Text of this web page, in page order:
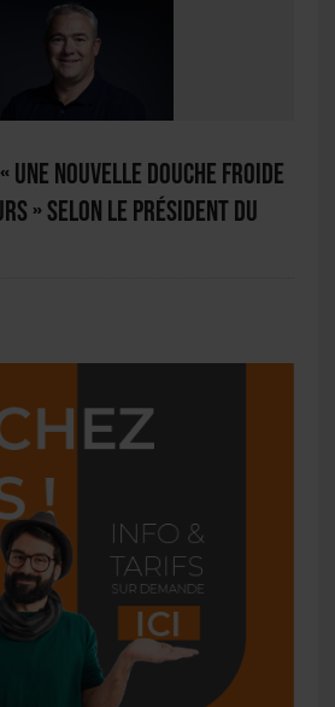
Une nouvelle douche froide
» selon le président du